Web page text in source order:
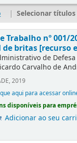
| Selecionar títulos
Trabalho nº 001/
de britas [recurso
de Defesa
Carvalho de
2019
aqui para acessar
disponíveis para
Adicionar ao seu